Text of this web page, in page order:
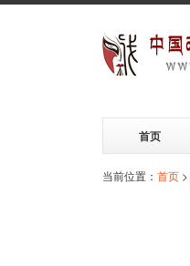
首页
当前位置： 首页 >